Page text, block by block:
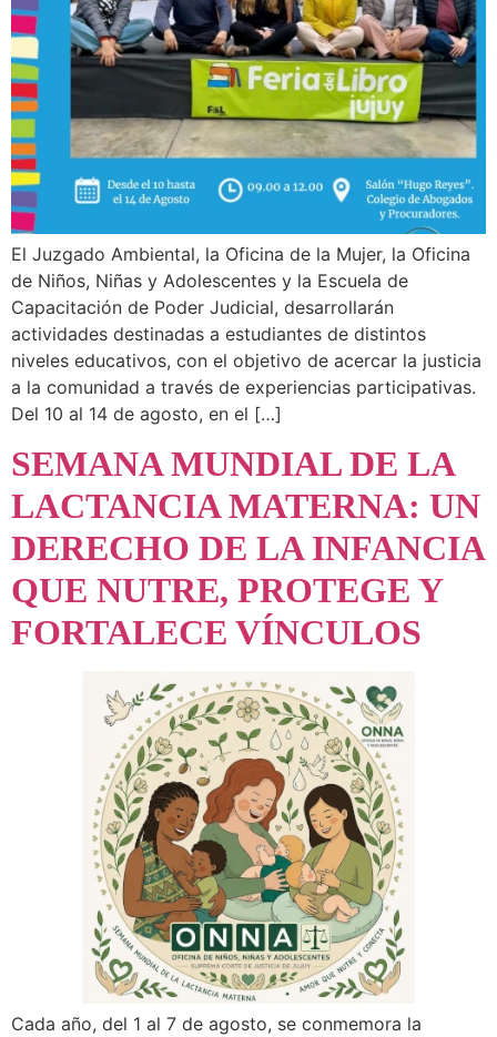
El Juzgado Ambiental, la Oficina de la Mujer, la Oficina
de Niños, Niñas y Adolescentes y la Escuela de
Capacitación de Poder Judicial, desarrollarán
actividades destinadas a estudiantes de distintos
niveles educativos, con el objetivo de acercar la justicia
a la comunidad a través de experiencias participativas.
Del 10 al 14 de agosto, en el […]
SEMANA MUNDIAL DE LA
LACTANCIA MATERNA: UN
DERECHO DE LA INFANCIA
QUE NUTRE, PROTEGE Y
FORTALECE VÍNCULOS
Cada año, del 1 al 7 de agosto, se conmemora la